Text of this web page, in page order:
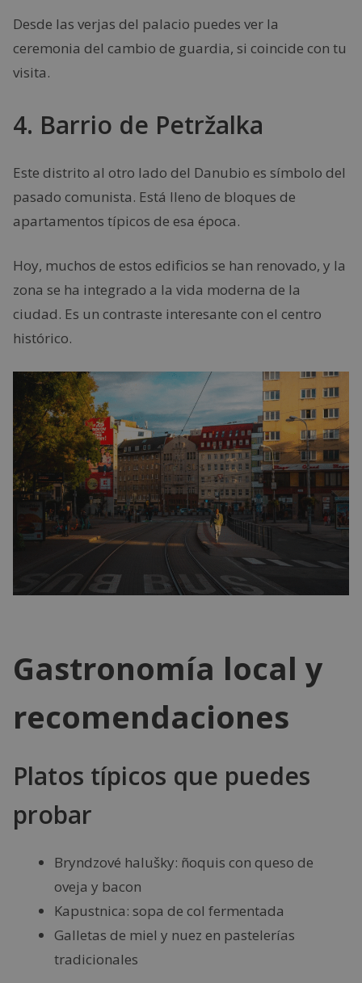
Desde las verjas del palacio puedes ver la
ceremonia del cambio de guardia, si coincide con tu
visita.
4. Barrio de Petržalka
Este distrito al otro lado del Danubio es símbolo del
pasado comunista. Está lleno de bloques de
apartamentos típicos de esa época.
Hoy, muchos de estos edificios se han renovado, y la
zona se ha integrado a la vida moderna de la
ciudad. Es un contraste interesante con el centro
histórico.
Gastronomía local y
recomendaciones
Platos típicos que puedes
probar
Bryndzové halušky: ñoquis con queso de
oveja y bacon
Kapustnica: sopa de col fermentada
Galletas de miel y nuez en pastelerías
tradicionales